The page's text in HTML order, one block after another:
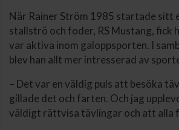
När Rainer Ström 1985 startade sitt
stallströ och foder, RS Mustang, fick
var aktiva inom galoppsporten. I
blev han allt mer intresserad av
– Det var en väldig puls att besöka
gillade det och farten. Och jag
väldigt rättvisa tävlingar och att alla